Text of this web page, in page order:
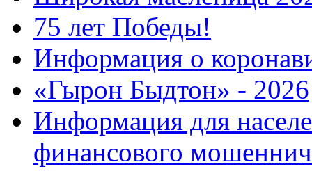
75 лет Победы!
Информация о
«Гырон Быдтон» - 2026
Информация для
финансового